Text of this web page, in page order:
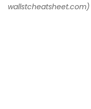
wallstcheatsheet.com)